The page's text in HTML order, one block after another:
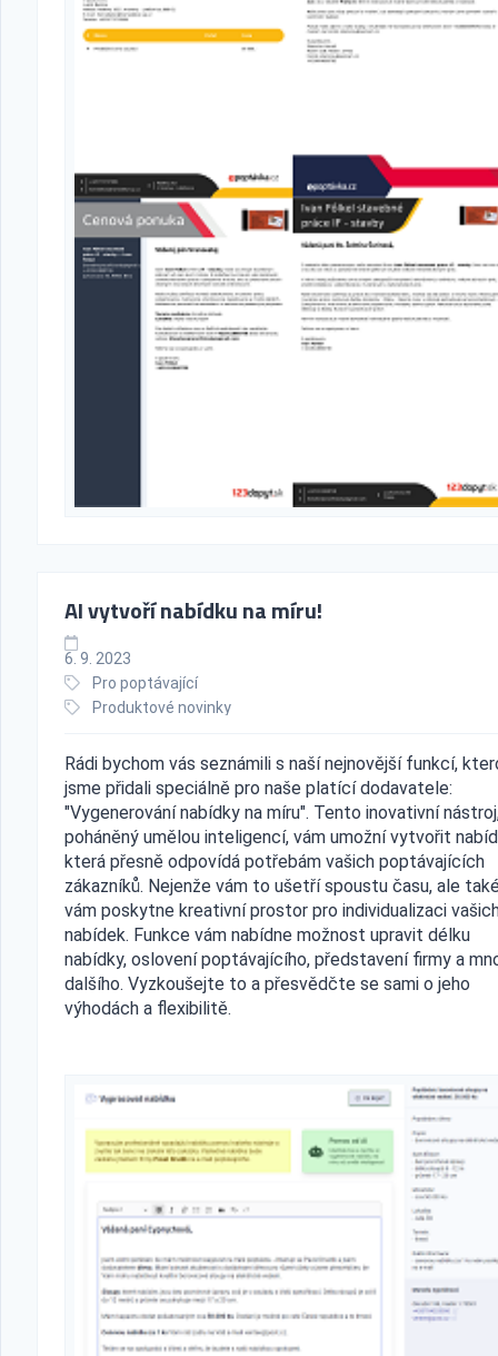
AI vytvoří nabídku na míru!
6. 9. 2023
Pro poptávající
Produktové novinky
Rádi bychom vás seznámili s naší nejnovější funkcí,
jsme přidali speciálně pro naše platící dodavatele:
"Vygenerování nabídky na míru". Tento inovativní
poháněný umělou inteligencí, vám umožní vytvořit
která přesně odpovídá potřebám vašich poptávajících
zákazníků. Nejenže vám to ušetří spoustu času, ale
vám poskytne kreativní prostor pro individualizaci
nabídek. Funkce vám nabídne možnost upravit délku
nabídky, oslovení poptávajícího, představení firmy a
dalšího. Vyzkoušejte to a přesvědčte se sami o jeho
výhodách a flexibilitě.